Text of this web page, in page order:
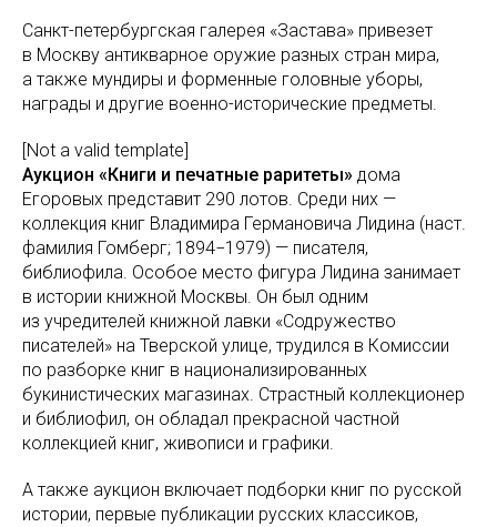
Санкт-петербургская галерея «Застава» привезет
в Москву антикварное оружие разных стран мира,
а также мундиры и форменные головные уборы,
награды и другие военно-исторические предметы.
[Not a valid template]
Аукцион «Книги и печатные раритеты» дома
Егоровых представит 290 лотов. Среди них —
коллекция книг Владимира Германовича Лидина (наст.
фамилия Гомберг; 1894−1979) — писателя,
библиофила. Особое место фигура Лидина занимает
в истории книжной Москвы. Он был одним
из учредителей книжной лавки «Содружество
писателей» на Тверской улице, трудился в Комиссии
по разборке книг в национализированных
букинистических магазинах. Страстный коллекционер
и библиофил, он обладал прекрасной частной
коллекцией книг, живописи и графики.
А также аукцион включает подборки книг по русской
истории, первые публикации русских классиков,